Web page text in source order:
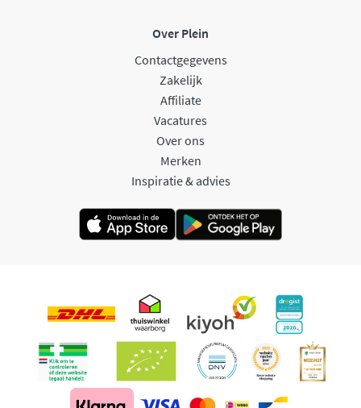
Over Plein
Contactgegevens
Zakelijk
Affiliate
Vacatures
Over ons
Merken
Inspiratie & advies